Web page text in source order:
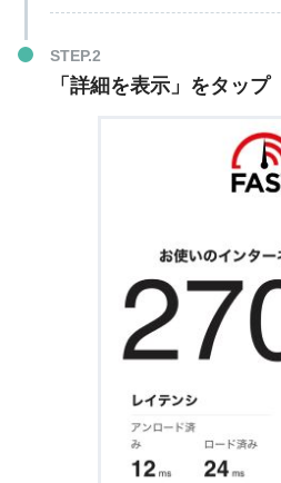
「詳細を表示」をタップ